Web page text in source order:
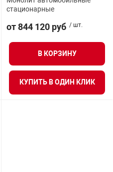
Средства
Стволы
Узлы
Табло
Термошкафы
стационарные
от 844 120 руб / шт.
В КОРЗИНУ
КУПИТЬ В ОДИН КЛИК